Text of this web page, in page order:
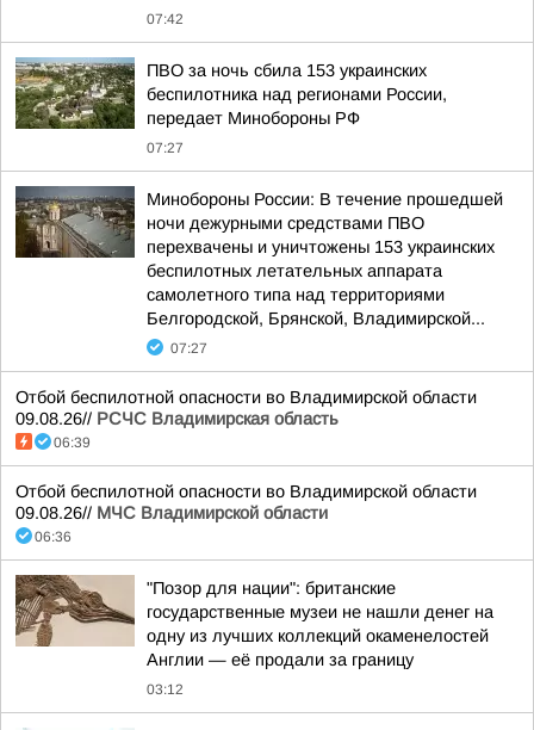
07:42
ПВО за ночь сбила 153 украинских
беспилотника над регионами России,
передает Минобороны РФ
07:27
Минобороны России: В течение прошедшей
ночи дежурными средствами ПВО
перехвачены и уничтожены 153 украинских
беспилотных летательных аппарата
самолетного типа над территориями
Белгородской, Брянской, Владимирской...
07:27
Отбой беспилотной опасности во Владимирской области
09.08.26// РСЧС Владимирская область
06:39
Отбой беспилотной опасности во Владимирской области
09.08.26// МЧС Владимирской области
06:36
"Позор для нации": британские
государственные музеи не нашли денег на
одну из лучших коллекций окаменелостей
Англии — её продали за границу
03:12